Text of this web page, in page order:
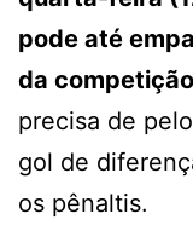
pode até
da
precisa de
gol de
os pênaltis.